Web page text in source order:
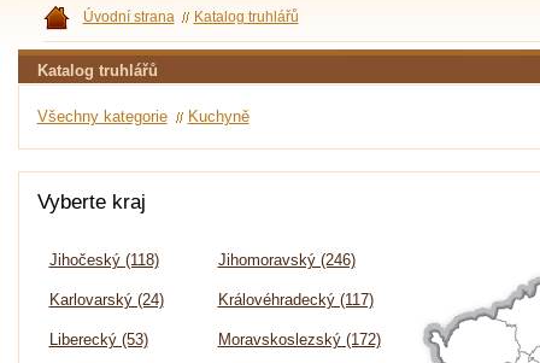
Úvodní strana Katalog truhlářů
Katalog truhlářů
Všechny kategorie Kuchyně
Vyberte kraj
Jihočeský (118) Jihomoravský (246)
Karlovarský (24) Královéhradecký (117)
Liberecký (53) Moravskoslezský (172)